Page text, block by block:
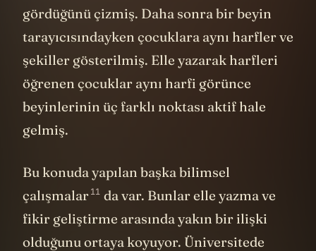
gördüğünü çizmiş. Daha sonra bir beyin
tarayıcısındayken çocuklara aynı harfler ve
şekiller gösterilmiş. Elle yazarak harfleri
öğrenen çocuklar aynı harfi görünce
beyinlerinin üç farklı noktası aktif hale
gelmiş.
Bu konuda yapılan başka bilimsel
çalışmalar11 da var. Bunlar elle yazma ve
fikir geliştirme arasında yakın bir ilişki
olduğunu ortaya koyuyor. Üniversitede